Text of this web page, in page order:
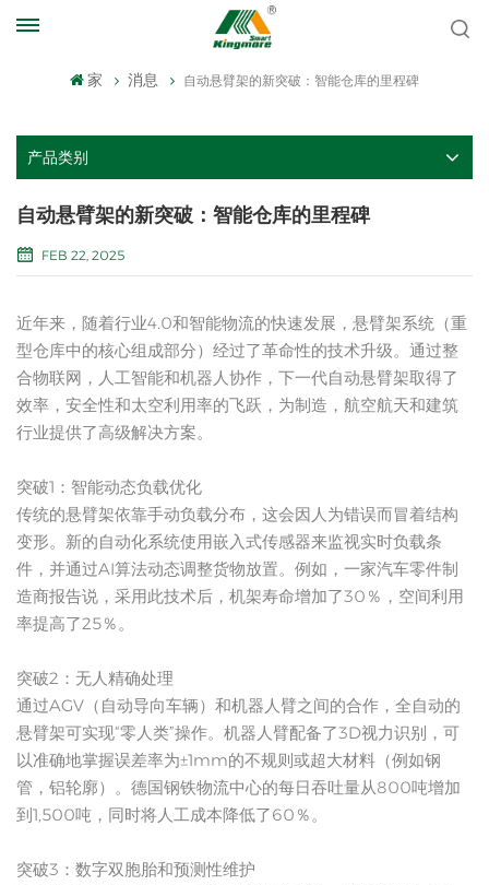
家 消息 自动悬臂架的新突破：智能仓库的里程碑
产品类别
自动悬臂架的新突破：智能仓库的里程碑
FEB 22, 2025
近年来，随着行业4.0和智能物流的快速发展，悬臂架系统（重
型仓库中的核心组成部分）经过了革命性的技术升级。通过整
合物联网，人工智能和机器人协作，下一代自动悬臂架取得了
效率，安全性和太空利用率的飞跃，为制造，航空航天和建筑
行业提供了高级解决方案。
突破1：智能动态负载优化
传统的悬臂架依靠手动负载分布，这会因人为错误而冒着结构
变形。新的自动化系统使用嵌入式传感器来监视实时负载条
件，并通过AI算法动态调整货物放置。例如，一家汽车零件制
造商报告说，采用此技术后，机架寿命增加了30％，空间利用
率提高了25％。
突破2：无人精确处理
通过AGV（自动导向车辆）和机器人臂之间的合作，全自动的
悬臂架可实现“零人类”操作。机器人臂配备了3D视力识别，可
以准确地掌握误差率为±1mm的不规则或超大材料（例如钢
管，铝轮廓）。德国钢铁物流中心的每日吞吐量从800吨增加
到1,500吨，同时将人工成本降低了60％。
突破3：数字双胞胎和预测性维护